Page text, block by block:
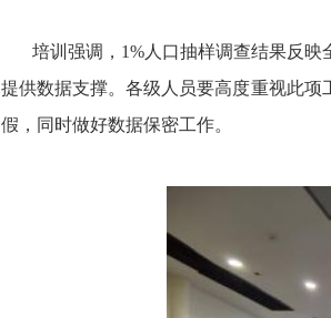
培训强调，1%人口抽样调查结果反
提供数据支撑。各级人员要高度重视此
假，同时做好数据保密工作。